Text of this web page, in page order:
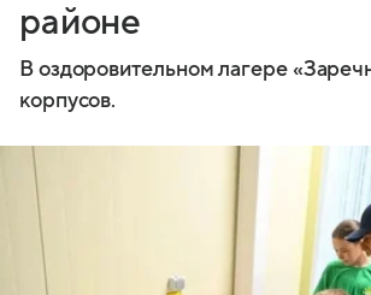
районе
В оздоровительном лагере
корпусов.